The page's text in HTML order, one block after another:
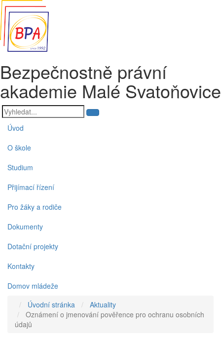
Bezpečnostně právní
akademie Malé Svatoňovice
Úvod
O škole
Studium
Přijímací řízení
Pro žáky a rodiče
Dokumenty
Dotační projekty
Kontakty
Domov mládeže
Úvodní stránka
Aktuality
Oznámení o jmenování pověřence pro ochranu osobních
údajů